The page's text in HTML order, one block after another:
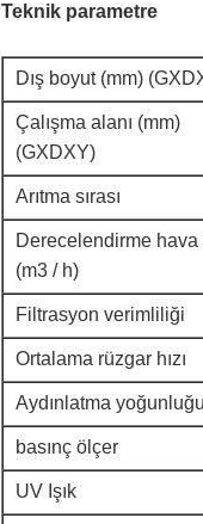
Teknik parametre
Dış boyut (mm)
Çalışma alanı (mm)
(GXDXY)
Arıtma sırası
Derecelendirme hava
(m3 / h)
Filtrasyon verimliliği
Ortalama rüzgar hızı
Aydınlatma yoğunluğu
basınç ölçer
UV Işık